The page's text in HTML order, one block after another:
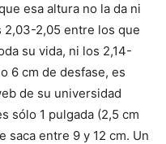
esa altura no la da ni
2,03-2,05 entre los que
su vida, ni los 2,14-
6 cm de desfase, es
de su universidad
sólo 1 pulgada (2,5 cm
saca entre 9 y 12 cm. Un